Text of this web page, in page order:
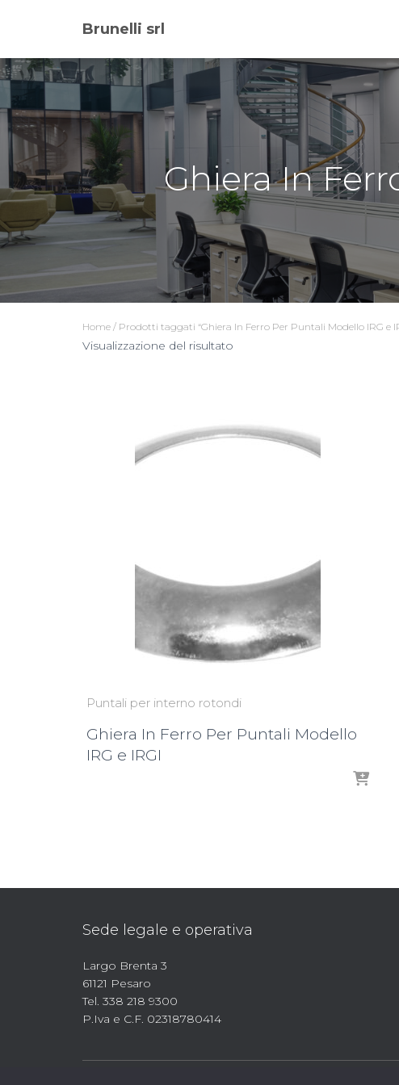
Brunelli srl
Ghiera In
Home / Prodotti taggati “Ghiera In Ferro Per Puntali Modello IRG e
Visualizzazione del risultato
Puntali per interno rotondi
Ghiera In Ferro Per Puntali Modello
IRG e IRGI
Sede legale e operativa
Largo Brenta 3
61121 Pesaro
Tel. 338 218 9300
P.Iva e C.F. 02318780414